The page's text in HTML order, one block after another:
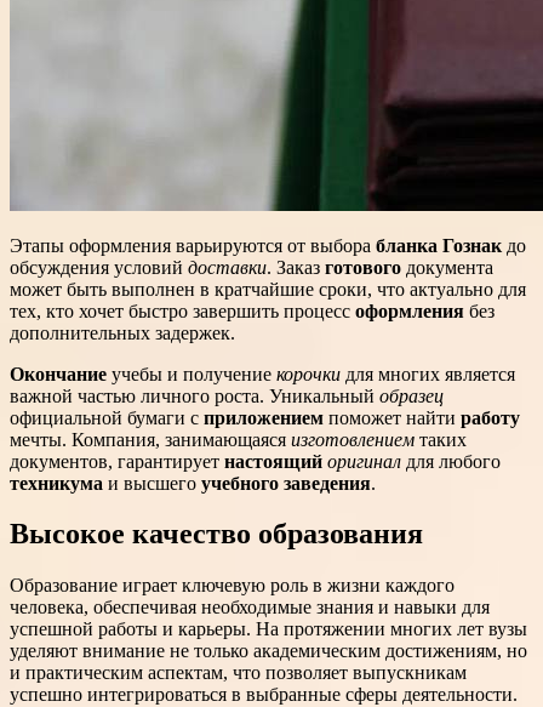
Этапы оформления варьируются от выбора бланка Гознак до
обсуждения условий доставки. Заказ готового документа
может быть выполнен в кратчайшие сроки, что актуально для
тех, кто хочет быстро завершить процесс оформления без
дополнительных задержек.
Окончание учебы и получение корочки для многих является
важной частью личного роста. Уникальный образец
официальной бумаги с приложением поможет найти работу
мечты. Компания, занимающаяся изготовлением таких
документов, гарантирует настоящий оригинал для любого
техникума и высшего учебного заведения.
Высокое качество образования
Образование играет ключевую роль в жизни каждого
человека, обеспечивая необходимые знания и навыки для
успешной работы и карьеры. На протяжении многих лет вузы
уделяют внимание не только академическим достижениям, но
и практическим аспектам, что позволяет выпускникам
успешно интегрироваться в выбранные сферы деятельности.